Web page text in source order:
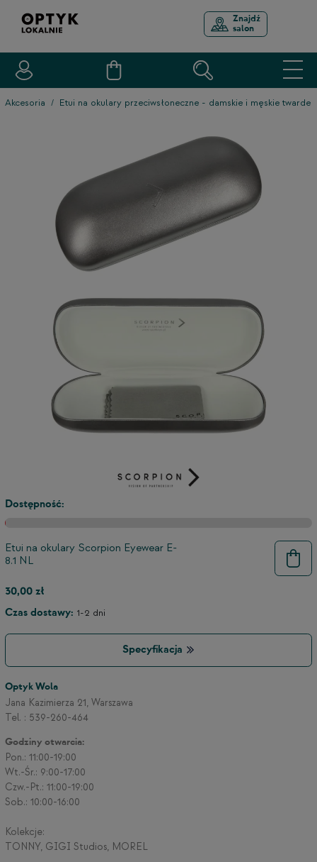
Znajdź
salon
Akcesoria Etui na okulary przeciwsłoneczne - damskie i męskie twarde
Dostępność:
Etui na okulary Scorpion Eyewear E-
8.1 NL
30,00 zł
Czas dostawy: 1-2 dni
Specyfikacja
Optyk Wola
Jana Kazimierza 21, Warszawa
Tel. : 539-260-464
Godziny otwarcia:
Pon.: 11:00-19:00
Wt.-Śr.: 9:00-17:00
Czw.-Pt.: 11:00-19:00
Sob.: 10:00-16:00
Kolekcje:
TONNY, GIGI Studios, MOREL